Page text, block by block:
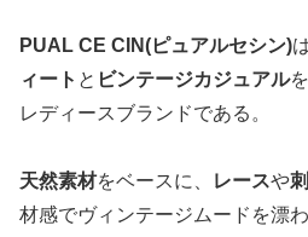
PUAL CE CIN(ピュアルセシン)
ィート と ビンテージカジュアル
レディースブランドである。
天然素材をベースに、 レースや
材感でヴィンテージムードを漂